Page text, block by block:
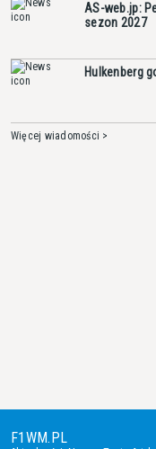
AS-web.jp:
sezon 2027
Hulkenberg
Więcej wiadomości >
F1WM.PL